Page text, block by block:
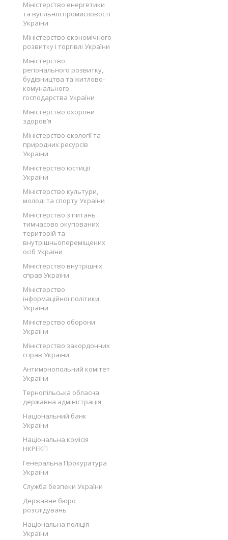
Міністерство енергетики
та вугільної промисловості
України
Міністерство економічного
розвитку і торгівлі України
Міністерство
регіонального розвитку,
будівництва та житлово-
комунального
господарства України
Міністерство охорони
здоров’я
Міністерство екології та
природних ресурсів
України
Міністерство юстиції
України
Міністерство культури,
молоді та спорту України
Міністерство з питань
тимчасово окупованих
територій та
внутрішньопереміщених
осіб України
Міністерство внутрішніх
справ України
Міністерство
інформаційної політики
України
Міністерство оборони
України
Міністерство закордонних
справ України
Антимонопольний комітет
України
Тернопільська обласна
державна адміністрація
Національний банк
України
Національна комісія
НКРЕКП
Генеральна Прокуратура
України
Служба безпеки України
Державне бюро
розслідувань
Національна поліція
України